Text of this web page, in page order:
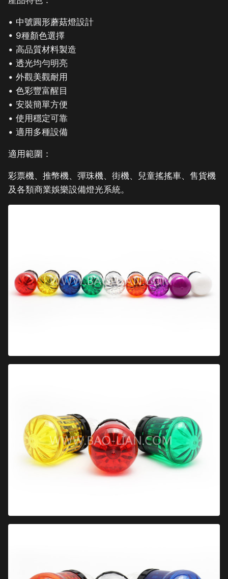
• 中號圓形蘑菇燈設計
• 9種顏色選擇
• 高品質材料製造
• 透光均勻明亮
• 外觀美觀耐用
• 色彩豐富醒目
• 安裝簡單方便
• 使用穩定可靠
• 適用多種設備
適用範圍：
彩票機、推幣機、彈珠機、街機、兒童搖搖車、售貨機
及各類商業娛樂設備燈光系統。